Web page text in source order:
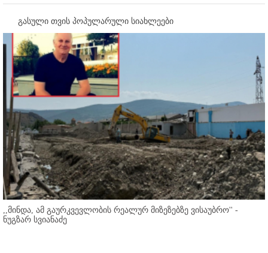
გასული თვის პოპულარული სიახლეები
,,მინდა, ამ გაურკვევლობის რეალურ მიზეზებზე ვისაუბრო'' -
ნუგზარ სვიანაძე